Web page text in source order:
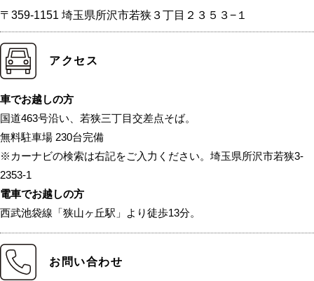
〒359-1151 埼玉県所沢市若狭３丁目２３５３−１
アクセス
車でお越しの方
国道463号沿い、若狭三丁目交差点そば。
無料駐車場 230台完備
※カーナビの検索は右記をご入力ください。埼玉県所沢市若狭3-
2353-1
電車でお越しの方
西武池袋線「狭山ヶ丘駅」より徒歩13分。
お問い合わせ